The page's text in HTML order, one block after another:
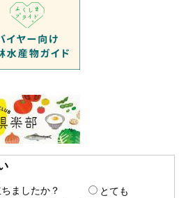
ましたか？
とても